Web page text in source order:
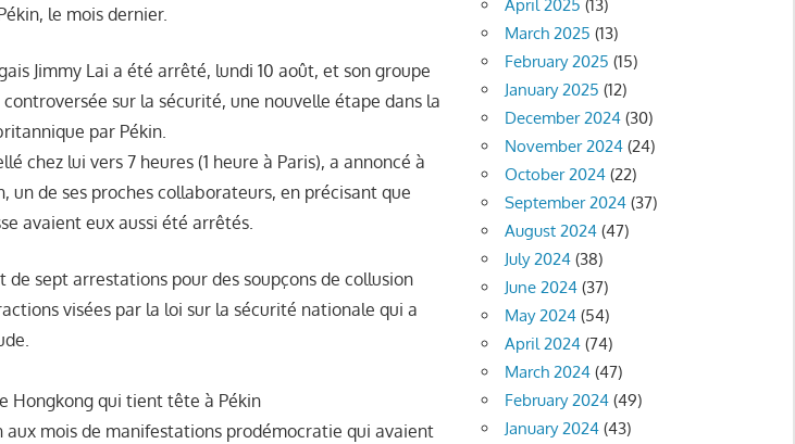
le mois dernier.
Jimmy Lai a été arrêté, lundi 10 août, et son groupe
sur la sécurité, une nouvelle étape dans la
par Pékin.
chez lui vers 7 heures (1 heure à Paris), a annoncé à
un de ses proches collaborateurs, en précisant que
avaient eux aussi été arrêtés.
sept arrestations pour des soupçons de collusion
visées par la loi sur la sécurité nationale qui a
Hongkong qui tient tête à Pékin
aux mois de manifestations prodémocratie qui avaient
April 2025 (13)
March 2025 (13)
February 2025 (15)
January 2025 (12)
December 2024 (30)
November 2024 (24)
October 2024 (22)
September 2024 (37)
August 2024 (47)
July 2024 (38)
June 2024 (37)
May 2024 (54)
April 2024 (74)
March 2024 (47)
February 2024 (49)
January 2024 (43)